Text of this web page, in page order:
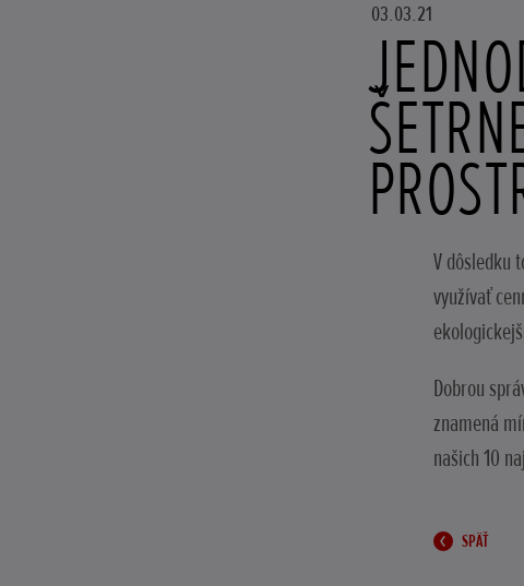
03.03.21
V dôsledku
využívať
Dobrou
znamená
našich 10
SPÄŤ